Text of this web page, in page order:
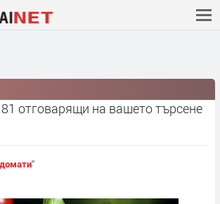
отговарящи на вашето търсене
"